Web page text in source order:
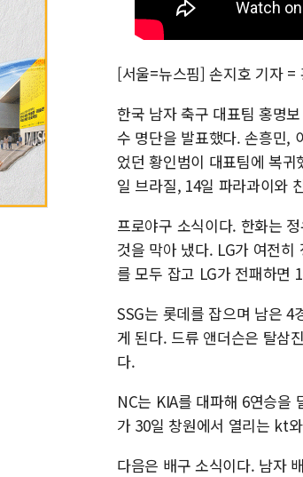
[서울=뉴스핌] 손지호 기자 =
한국 남자 축구 대표팀 홍명
수 명단을 발표했다. 손흥민,
었던 황인범이 대표팀에 복
일 브라질, 14일 파라과이와
프로야구 소식이다. 한화는
것을 막아 냈다. LG가 여전
를 모두 잡고 LG가 전패하면
SSG는 롯데를 잡으며 남은 4
게 된다. 드류 앤더슨은 탈삼
다.
NC는 KIA를 대파해 6연승을
가 30일 창원에서 열리는 kt
다음은 배구 소식이다. 남자